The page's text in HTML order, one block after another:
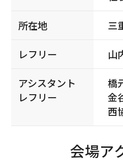
所在地 三
レフリー 山
アシスタント
レフリー
橋
金
西
会場ア